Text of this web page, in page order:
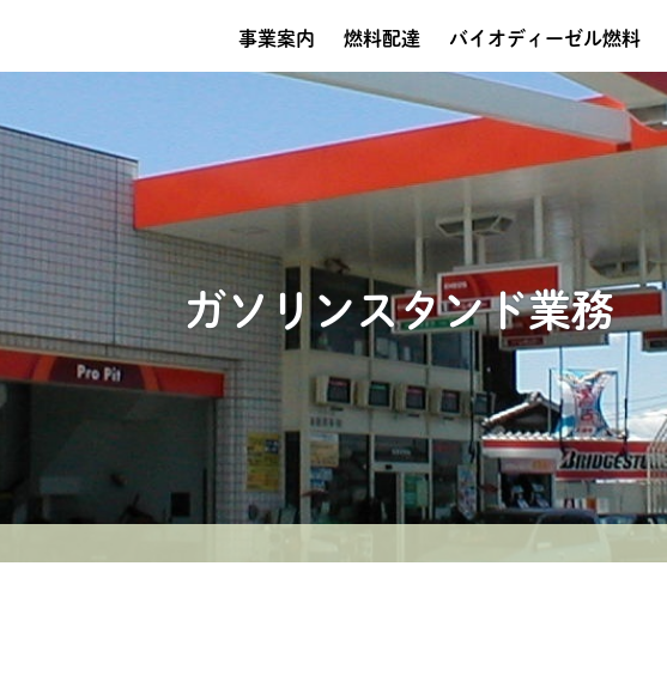
事業案内 燃料配達 バイオディーゼル燃料
ガソリンスタンド業務